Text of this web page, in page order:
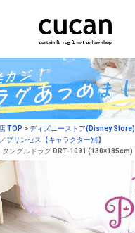
TOP
ディズニーストア(Disney Store)
プリンセス【キャラクター別】
タングルドラグ DRT-1091 (130×185cm)